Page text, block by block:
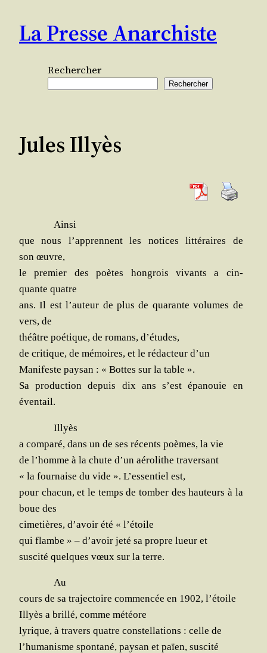
contenu
La Presse Anarchiste
Rechercher
Rechercher
Jules Illyès
Ain­si
que nous l’apprennent les notices lit­té­raires de
son œuvre,
le pre­mier des poètes hon­grois vivants a cin­
quante quatre
ans. Il est l’auteur de plus de qua­rante volumes de
vers, de
théâtre poé­tique, de romans, d’études,
de cri­tique, de mémoires, et le rédac­teur d’un
Mani­feste pay­san : « Bottes sur la table ».
Sa pro­duc­tion depuis dix ans s’est épa­nouie en
éventail.
Illyès
a com­pa­ré, dans un de ses récents poèmes, la vie
de l’homme à la chute d’un aéro­lithe traversant
« la four­naise du vide ». L’essentiel est,
pour cha­cun, et le temps de tom­ber des hau­teurs à la
boue des
cime­tières, d’avoir été « l’étoile
qui flambe » – d’avoir jeté sa propre lueur et
sus­ci­té quelques vœux sur la terre.
Au
cours de sa tra­jec­toire com­men­cée en 1902, l’étoile
Illyès a brillé, comme météore
lyrique, à tra­vers quatre constel­la­tions : celle de
l’humanisme spon­ta­né, pay­san et païen, suscité